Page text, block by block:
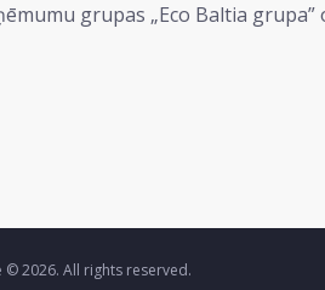
grupas „Eco Baltia
© 2026. All rights reserved.